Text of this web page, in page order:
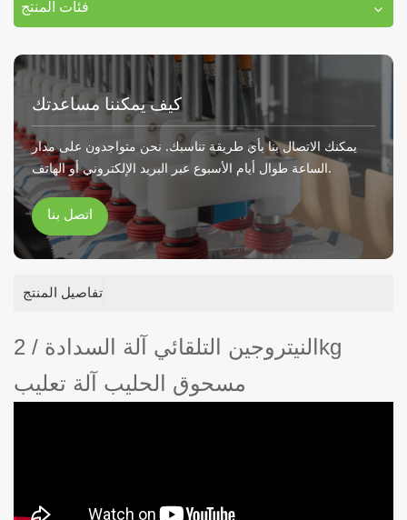
فئات المنتج
كيف يمكننا مساعدتك
يمكنك الاتصال بنا بأي طريقة تناسبك. نحن متواجدون على مدار
الساعة طوال أيام الأسبوع عبر البريد الإلكتروني أو الهاتف.
اتصل بنا
تفاصيل المنتج
النيتروجين التلقائي آلة السدادة / 2kg
مسحوق الحليب آلة تعليب